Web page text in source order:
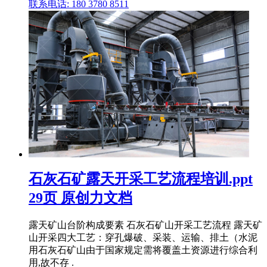
联系电话: 180 3780 8511
石灰石矿露天开采工艺流程培训.ppt
29页 原创力文档
露天矿山台阶构成要素 石灰石矿山开采工艺流程 露天矿
山开采四大工艺：穿孔爆破、采装、运输、排土（水泥
用石灰石矿山由于国家规定需将覆盖土资源进行综合利
用,故不存 .